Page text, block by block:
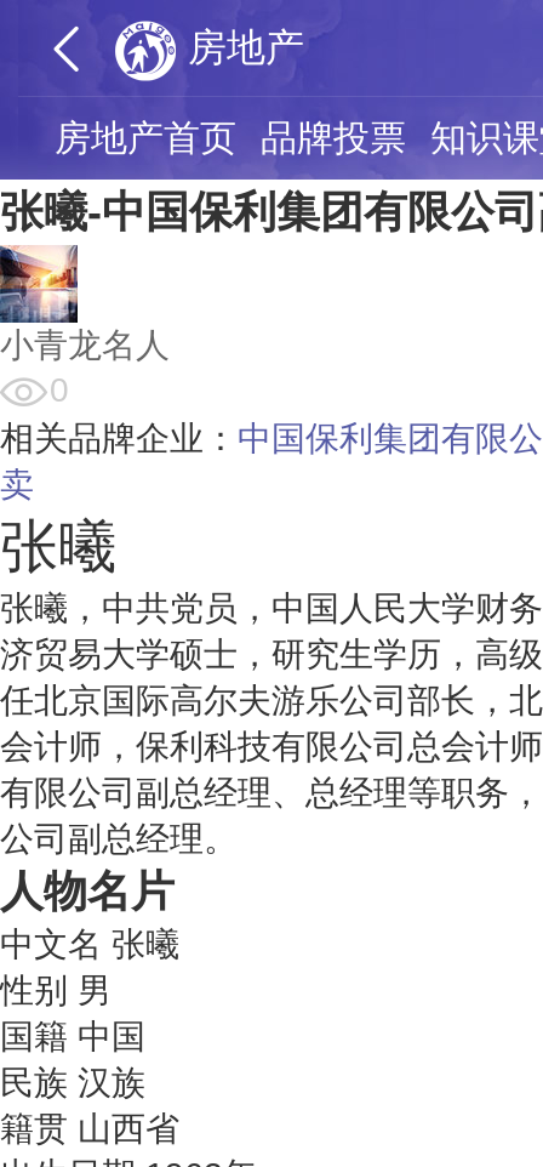
房地产
房地产首页 品牌投票 知识
张曦-中国保利集团有限公
小青龙名人
0
相关品牌企业： 中国保利集团有限
卖
张曦
张曦，中共党员，中国人民大学财
济贸易大学硕士，研究生学历，高
任北京国际高尔夫游乐公司部长，
会计师，保利科技有限公司总会计
有限公司副总经理、总经理等职务
公司副总经理。
人物名片
中文名 张曦
性别 男
国籍 中国
民族 汉族
籍贯 山西省